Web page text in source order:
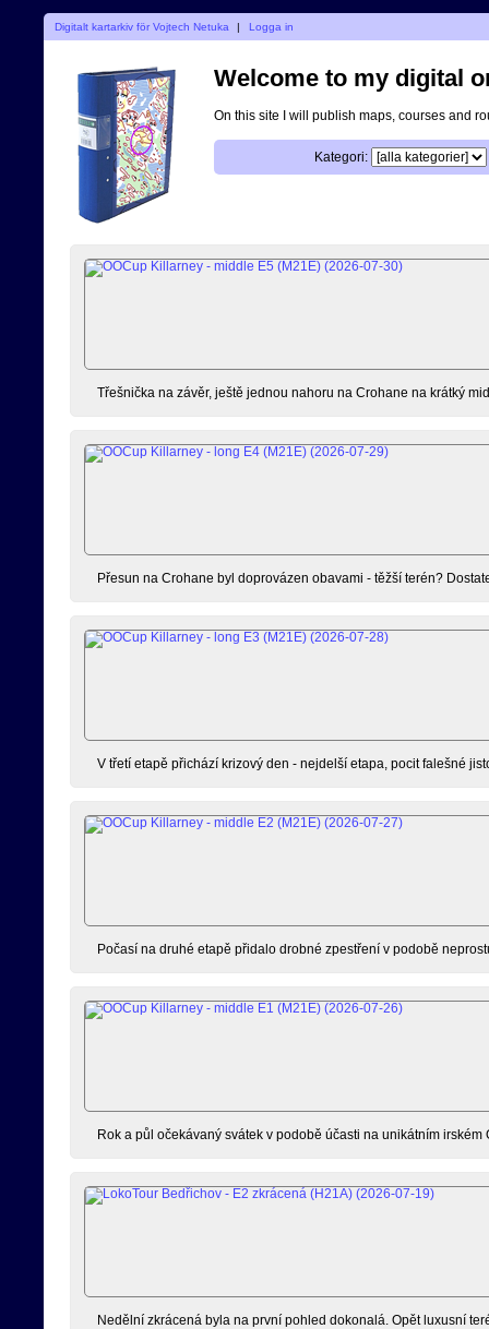
Digitalt kartarkiv för Vojtech Netuka | Logga in
Welcome to my digital
On this site I will publish maps, courses and
Kategori:
Třešnička na závěr, ještě jednou nahoru na Crohane na krátký
Přesun na Crohane byl doprovázen obavami - těžší terén?
V třetí etapě přichází krizový den - nejdelší etapa, pocit falešné
Počasí na druhé etapě přidalo drobné zpestření v podobě
Rok a půl očekávaný svátek v podobě účasti na unikátním
Nedělní zkrácená byla na první pohled dokonalá. Opět luxusní